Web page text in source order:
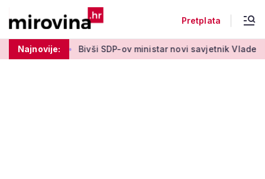
Pretplata
Najnovije:
tjedan' Bivši SDP-ov ministar novi savjetnik Vlade